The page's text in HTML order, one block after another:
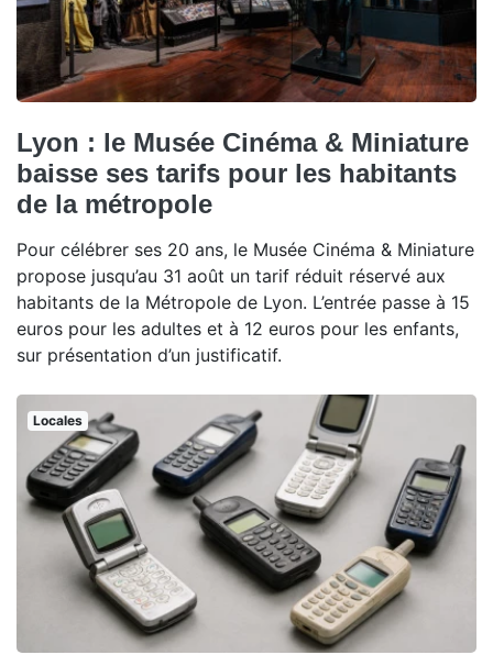
Lyon : le Musée Cinéma & Miniature
baisse ses tarifs pour les habitants
de la métropole
Pour célébrer ses 20 ans, le Musée Cinéma & Miniature
propose jusqu’au 31 août un tarif réduit réservé aux
habitants de la Métropole de Lyon. L’entrée passe à 15
euros pour les adultes et à 12 euros pour les enfants,
sur présentation d’un justificatif.
Locales